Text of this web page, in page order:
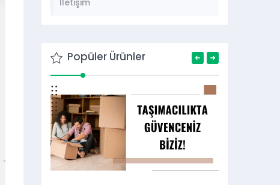
İletişim
Popüler Ürünler